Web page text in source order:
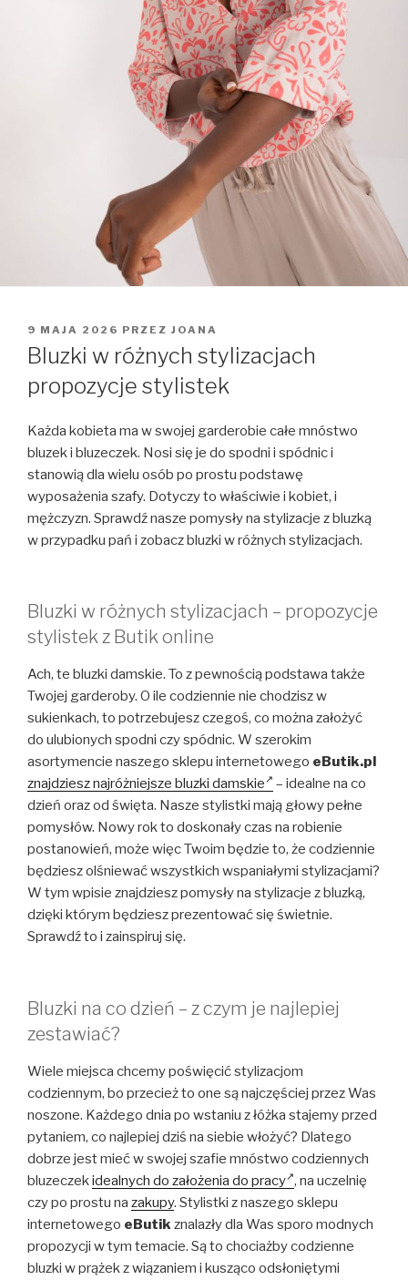
OPUBLIKOWANE
W
9 MAJA 2026 PRZEZ JOANA
Bluzki w różnych stylizacjach
propozycje stylistek
Każda kobieta ma w swojej garderobie całe mnóstwo
bluzek i bluzeczek. Nosi się je do spodni i spódnic i
stanowią dla wielu osób po prostu podstawę
wyposażenia szafy. Dotyczy to właściwie i kobiet, i
mężczyzn. Sprawdź nasze pomysły na stylizacje z bluzką
w przypadku pań i zobacz bluzki w różnych stylizacjach.
Bluzki w różnych stylizacjach – propozycje
stylistek z Butik online
Ach, te bluzki damskie. To z pewnością podstawa także
Twojej garderoby. O ile codziennie nie chodzisz w
sukienkach, to potrzebujesz czegoś, co można założyć
do ulubionych spodni czy spódnic. W szerokim
asortymencie naszego sklepu internetowego eButik.pl
znajdziesz najróżniejsze bluzki damskie
– idealne na co
dzień oraz od święta. Nasze stylistki mają głowy pełne
pomysłów. Nowy rok to doskonały czas na robienie
postanowień, może więc Twoim będzie to, że codziennie
będziesz olśniewać wszystkich wspaniałymi stylizacjami?
W tym wpisie znajdziesz pomysły na stylizacje z bluzką,
dzięki którym będziesz prezentować się świetnie.
Sprawdź to i zainspiruj się.
Bluzki na co dzień – z czym je najlepiej
zestawiać?
Wiele miejsca chcemy poświęcić stylizacjom
codziennym, bo przecież to one są najczęściej przez Was
noszone. Każdego dnia po wstaniu z łóżka stajemy przed
pytaniem, co najlepiej dziś na siebie włożyć? Dlatego
dobrze jest mieć w swojej szafie mnóstwo codziennych
bluzeczek idealnych do założenia do pracy , na uczelnię
czy po prostu na zakupy. Stylistki z naszego sklepu
internetowego eButik znalazły dla Was sporo modnych
propozycji w tym temacie. Są to chociażby codzienne
bluzki w prążek z wiązaniem i kusząco odsłoniętymi